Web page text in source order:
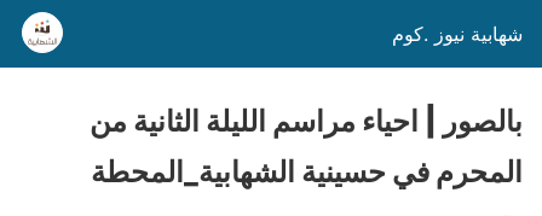
شهابية نيوز .كوم
بالصور | احياء مراسم الليلة الثانية من
المحرم في حسينية الشهابية_المحطة